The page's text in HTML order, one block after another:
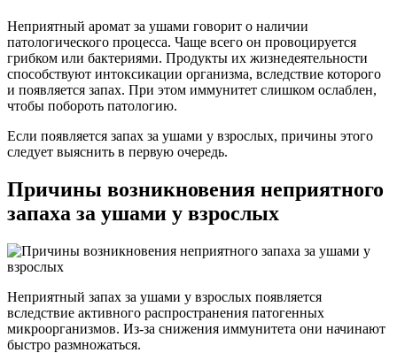
Неприятный аромат за ушами говорит о наличии
патологического процесса. Чаще всего он провоцируется
грибком или бактериями. Продукты их жизнедеятельности
способствуют интоксикации организма, вследствие которого
и появляется запах. При этом иммунитет слишком ослаблен,
чтобы побороть патологию.
Если появляется запах за ушами у взрослых, причины этого
следует выяснить в первую очередь.
Причины возникновения неприятного
запаха за ушами у взрослых
Неприятный запах за ушами у взрослых появляется
вследствие активного распространения патогенных
микроорганизмов. Из-за снижения иммунитета они начинают
быстро размножаться.